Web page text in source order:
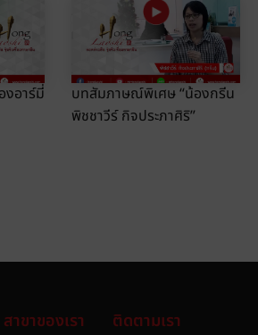
อาร์มี่
บทสัมภาษณ์พิเศษ “น้องกรีน
พิชชาวีร์ กิจประภาศิริ”
สาขาของเรา ติดตามเรา